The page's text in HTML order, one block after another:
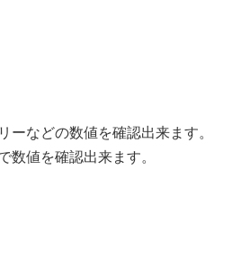
ーなどの数値を確認出来ます。
数値を確認出来ます。